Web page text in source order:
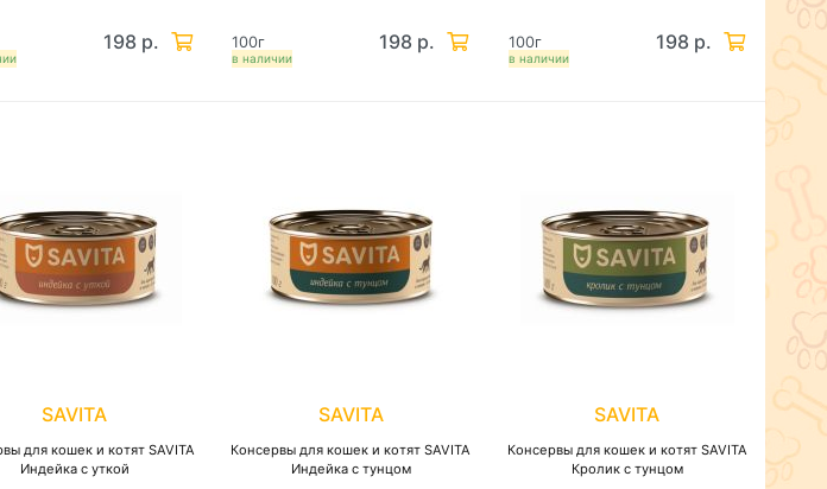
198 р.
в наличии
100г 198 р.
в наличии
100г 198 р.
SAVITA
для кошек и котят SAVITA
Индейка с уткой
SAVITA
Консервы для кошек и котят SAVITA
Индейка с тунцом
SAVITA
Консервы для кошек и котят SAVITA
Кролик с тунцом